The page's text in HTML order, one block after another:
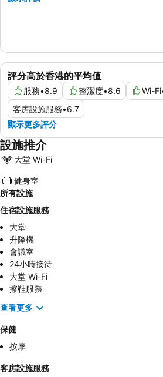
評分高於香港的平均值
服務•8.9 整潔度•8.6 Wi-Fi
客房設施服務•6.7
顯示更多評分
設施推介
大堂 Wi-Fi
健身室
所有設施
住宿設施服務
大堂
升降機
會議室
24小時接待
大堂 Wi-Fi
擦鞋服務
查看更多
保健
按摩
客房設施服務